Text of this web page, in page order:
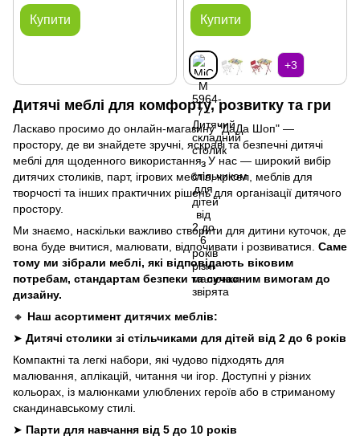
Дитячі меблі для комфорту, розвитку та гри
Ласкаво просимо до онлайн-магазину "ДаДа Шоп" —
простору, де ви знайдете зручні, яскраві та безпечні дитячі
меблі для щоденного використання. У нас — широкий вибір
дитячих столиків, парт, ігрових меблів, крісел, меблів для
творчості та інших практичних рішень для організації дитячого
простору.
Ми знаємо, наскільки важливо створити для дитини куточок, де
вона буде вчитися, малювати, відпочивати і розвиватися. Саме
тому ми зібрали меблі, які відповідають віковим
потребам, стандартам безпеки та сучасним вимогам до
дизайну.
🔸 Наш асортимент дитячих меблів:
➤ Дитячі столики зі стільчиками для дітей від 2 до 6 років
Компактні та легкі набори, які чудово підходять для
малювання, аплікацій, читання чи ігор. Доступні у різних
кольорах, із малюнками улюблених героїв або в стриманому
скандинавському стилі.
➤ Парти для навчання від 5 до 10 років
Купити Купити
+3